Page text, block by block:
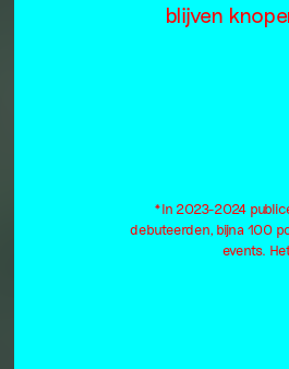
blijven
*In 2023-2024
debuteerden, bijna 100
events.